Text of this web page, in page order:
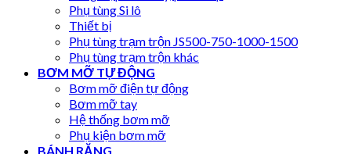
Phụ tùng Si lô
Thiết bị
Phụ tùng trạm trộn JS500-750-1000-1500
Phụ tùng trạm trộn khác
BƠM MỠ TỰ ĐỘNG
Bơm mỡ điện tự động
Bơm mỡ tay
Hệ thống bơm mỡ
Phụ kiện bơm mỡ
BÁNH RĂNG